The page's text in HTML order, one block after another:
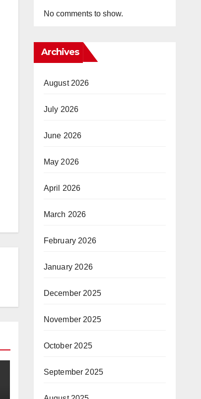
No comments to show.
Archives
August 2026
July 2026
June 2026
May 2026
April 2026
March 2026
February 2026
January 2026
December 2025
November 2025
October 2025
September 2025